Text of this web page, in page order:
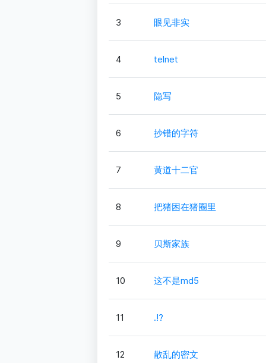
3 眼见非实
4 telnet
5 隐写
6 抄错的字符
7 黄道十二官
8 把猪困在猪圈里
9 贝斯家族
10 这不是md5
11 .!?
12 散乱的密文